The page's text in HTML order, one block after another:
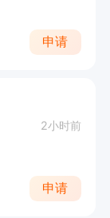
申请
2小时前
申请